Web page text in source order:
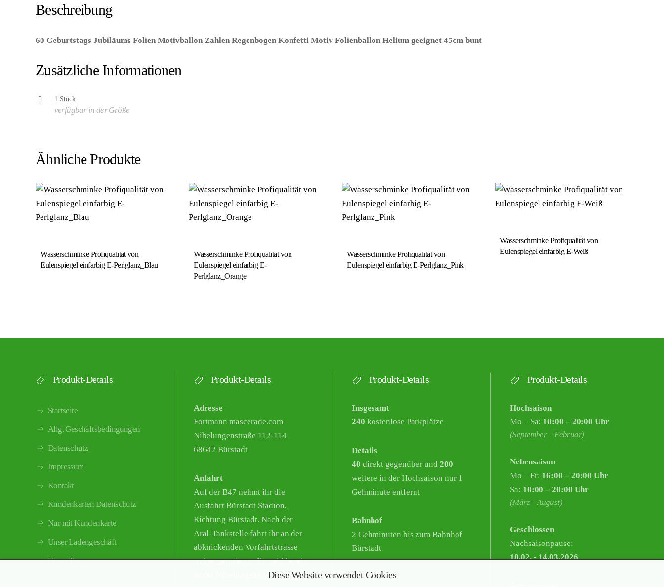
Beschreibung
60 Geburtstags Jubiläums Folien Motivballon Zahlen Regenbogen Konfetti Motiv Folienballon Helium geeignet 45cm bunt
Zusätzliche Informationen
1 Stück
verfügbar in der Größe
Ähnliche Produkte
Wasserschminke Profiqualität von
Eulenspiegel einfarbig E-Perlglanz_Blau
Wasserschminke Profiqualität von
Eulenspiegel einfarbig E-
Perlglanz_Orange
Wasserschminke Profiqualität von
Eulenspiegel einfarbig E-Perlglanz_Pink
Wasserschminke Profiqualität von
Eulenspiegel einfarbig E-Weiß
Produkt-Details
Startseite
Allg. Geschäftsbedingungen
Datenschutz
Impressum
Kontakt
Kundenkarten Datenschutz
Nur mit Kundenkarte
Unser Ladengeschäft
Unser Team
Produkt-Details
Adresse
Fortmann mascerade.com
Nibelungenstraße 112-114
68642 Bürstadt
Anfahrt
Auf der B47 nehmt ihr die
Ausfahrt Bürstadt Stadion,
Richtung Bürstadt. Nach der
Aral-Tankstelle fahrt ihr an der
abknickenden Vorfahrtstrasse
weiter geradeaus. Ihr seid bereits
in der Nibelungenstrasse.
Produkt-Details
Insgesamt
240 kostenlose Parkplätze
Details
40 direkt gegenüber und 200
weitere in der Hochsaison nur 1
Gehminute entfernt
Bahnhof
2 Gehminuten bis zum Bahnhof
Bürstadt
Produkt-Details
Hochsaison
Mo – Sa: 10:00 – 20:00 Uhr
(September – Februar)
Nebensaison
Mo – Fr: 16:00 – 20:00 Uhr
Sa: 10:00 – 20:00 Uhr
(März – August)
Geschlossen
Nachsaisonpause:
18.02. - 14.03.2026
Diese Website verwendet Cookies